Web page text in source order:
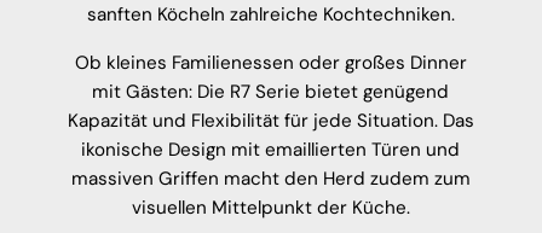
sanften Köcheln zahlreiche Kochtechniken.
Ob kleines Familienessen oder großes Dinner
mit Gästen: Die R7 Serie bietet genügend
Kapazität und Flexibilität für jede Situation. Das
ikonische Design mit emaillierten Türen und
massiven Griffen macht den Herd zudem zum
visuellen Mittelpunkt der Küche.